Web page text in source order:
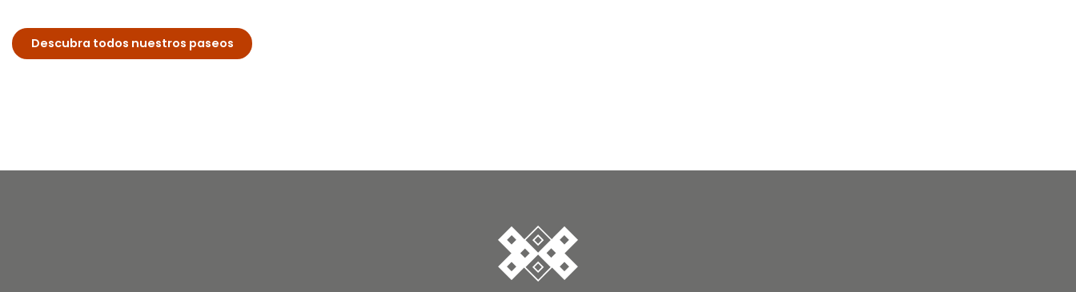
Descubra todos nuestros paseos